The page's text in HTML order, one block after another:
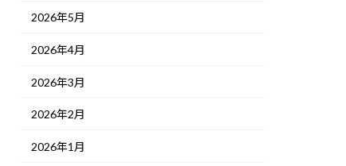
2026年5月
2026年4月
2026年3月
2026年2月
2026年1月